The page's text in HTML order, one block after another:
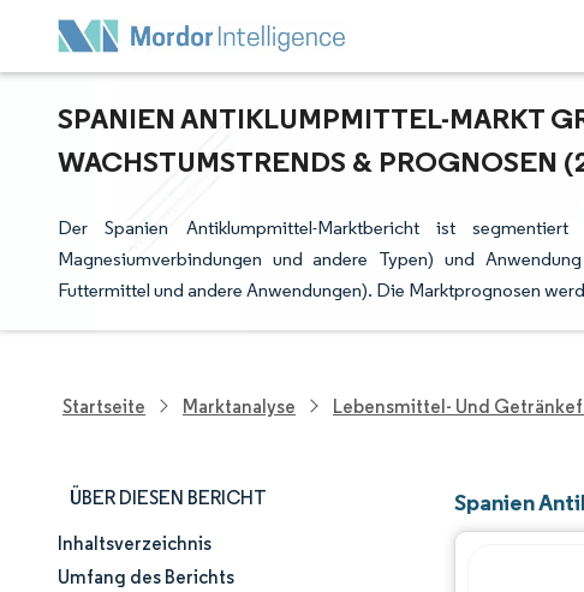
SPANIEN ANTIKLUMPMITTEL-MARKT
ACHSTUMSTRENDS & PROGNOSEN
Der Spanien Antiklumpmittel-Marktbericht ist
Magnesiumverbindungen und andere Typen) und
Futtermittel und andere Anwendungen). Die Marktprognosen
Startseite Marktanalyse Lebensmittel- Und
ÜBER DIESEN BERICHT
Marktgröße und -anteil
Inhaltsverzeichnis
Umfang des Berichts
Spanien